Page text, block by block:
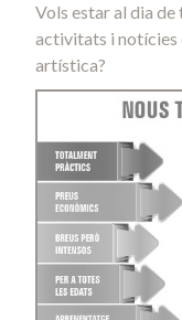
Vols estar al dia de
activitats i notícies
artística?